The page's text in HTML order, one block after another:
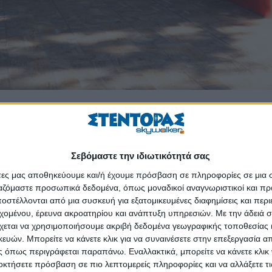
Σεβόμαστε την ιδιωτικότητά σας
μας αποθηκεύουμε και/ή έχουμε πρόσβαση σε πληροφορίες σε
προσωπικά δεδομένα, όπως μοναδικοί αναγνωριστικοί και
από μια συσκευή για εξατομικευμένες διαφημίσεις και
έρευνα ακροατηρίου και ανάπτυξη υπηρεσιών. Με την άδειά
να χρησιμοποιήσουμε ακριβή δεδομένα γεωγραφικής τοποθεσίας
Μπορείτε να κάνετε κλικ για να συναινέσετε στην επεξεργασία
περιγράφεται παραπάνω. Εναλλακτικά, μπορείτε να κάνετε κλικ
πρόσβαση σε πιο λεπτομερείς πληροφορίες και να αλλάξετε
παιδιά, σ’ ένα πρότζεκτ κοινωνικής συνεισφοράς με μουσικές και
για τα παιδιά» Μαρίνα Γαλανοπούλου, «διοργανώνονται
σε ιδρύματα και οργανισμούς προστασίας παιδιών και εφήβων.
Ίδρυμα».
από εισαγγελικές παραγγελίες (κακοποίηση). «Εκεί βρίσκουν
τους από σχολές της τριτοβάθμιας εκπαίδευσης.
οικογένεια παρά ως ίδρυμα. Η αφοσίωση των ανθρώπων, κυρίως
τονίζει επίσης στο ΑΠΕ-ΜΠΕ: «Σε μια βδομάδα δράσεων